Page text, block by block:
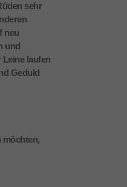
sehr
neu
und
laufen
Geduld
möchten,